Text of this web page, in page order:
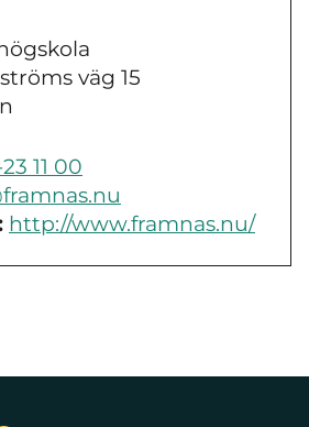
väg 15
11 00
http://www.framnas.nu/